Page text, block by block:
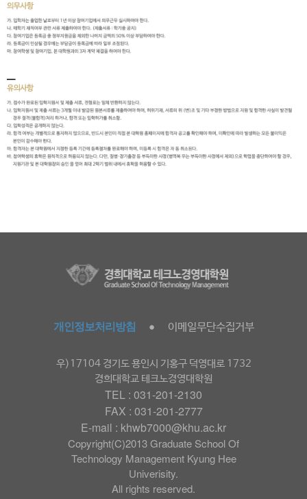
개인정보처리방침 ● 이메일무단수집거부
우)17104 경기도 용인시 기홍구 덕영대로 1732
경희대학교 테크노경영대학원
TEL : 031-201-2130
FAX : 031-201-2777
E-mail : khwb7000@khu.ac.kr
Copyright(C)2013 Graduate School Of
Technology Management Kyung Hee
Univerisity.
All rights reserved.